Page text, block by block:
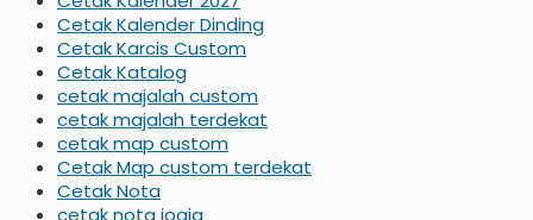
Cetak Kalender Dinding
Cetak Karcis Custom
Cetak Katalog
cetak majalah custom
cetak majalah terdekat
cetak map custom
Cetak Map custom terdekat
Cetak Nota
cetak nota jogja